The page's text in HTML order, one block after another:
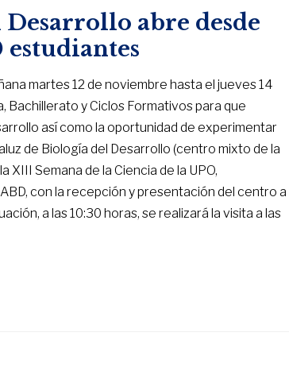
abre desde
estudiantes
martes 12 de noviembre hasta el jueves 14
y Ciclos Formativos para que
así como la oportunidad de experimentar
de Biología del Desarrollo (centro mixto de la
XIII Semana de la Ciencia de la UPO,
con la recepción y presentación del centro a
a las 10:30 horas, se realizará la visita a las